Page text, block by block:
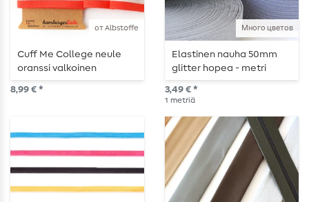
от Albstoffe
Cuff Me College neule
oranssi valkoinen
8,99 € *
Много цветов
Elastinen nauha 50mm
glitter hopea - metri
kerrallaan
3,49 € *
1 metriä